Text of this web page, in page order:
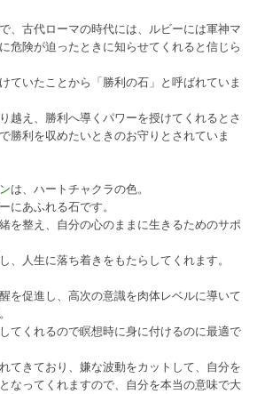
、古代ローマの時代には、ルビーには軍神マ
危険が迫ったときに知らせてくれると信じら
ていたことから「勝利の石」と呼ばれていま
越え、勝利へ導くパワーを授けてくれるとさ
勝利を収めたいときのお守りとされていま
は、ハートチャクラの色。
にあふれる石です。
を整え、自分の心のままに生きるためのサポ
、人生に落ち着きをもたらしてくれます。
を促進し、高次の意識を肉体レベルに導いて
てくれるので瞑想時に身に付けるのに最適で
てきており、嫌な波動をカットして、自分を
なってくれますので、自分を本当の意味で大